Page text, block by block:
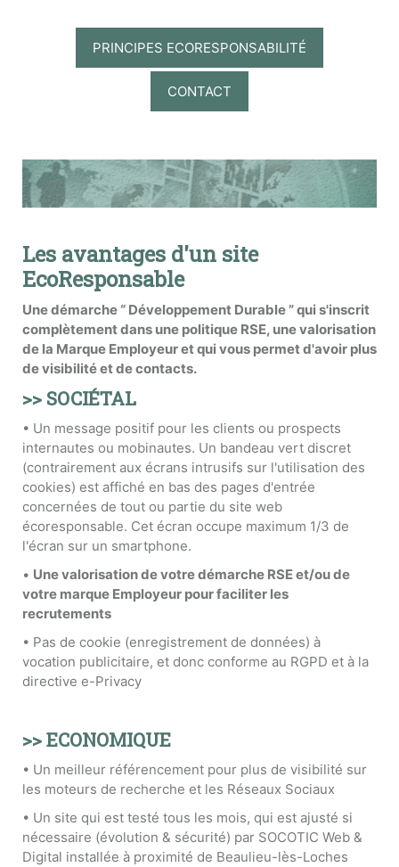
PRINCIPES ECORESPONSABILITÉ
CONTACT
Les avantages d'un site
EcoResponsable
Une démarche “ Développement Durable ” qui s'inscrit
complètement dans une politique RSE, une valorisation
de la Marque Employeur et qui vous permet d'avoir plus
de visibilité et de contacts.
>> SOCIÉTAL
• Un message positif pour les clients ou prospects
internautes ou mobinautes. Un bandeau vert discret
(contrairement aux écrans intrusifs sur l'utilisation des
cookies) est affiché en bas des pages d'entrée
concernées de tout ou partie du site web
écoresponsable. Cet écran occupe maximum 1/3 de
l'écran sur un smartphone.
• Une valorisation de votre démarche RSE et/ou de
votre marque Employeur pour faciliter les
recrutements
• Pas de cookie (enregistrement de données) à
vocation publicitaire, et donc conforme au RGPD et à la
directive e-Privacy
>> ECONOMIQUE
• Un meilleur référencement pour plus de visibilité sur
les moteurs de recherche et les Réseaux Sociaux
• Un site qui est testé tous les mois, qui est ajusté si
nécessaire (évolution & sécurité) par SOCOTIC Web &
Digital installée à proximité de Beaulieu-lès-Loches